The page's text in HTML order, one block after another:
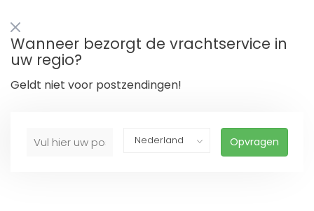
Wanneer bezorgt de vrachtservice in
uw regio?
Geldt niet voor postzendingen!
Opvragen